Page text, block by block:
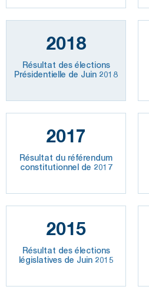
2018
Résultat des élections
Présidentielle de Juin 2018
2017
Résultat du référendum
constitutionnel de 2017
2015
Résultat des élections
législatives de Juin 2015